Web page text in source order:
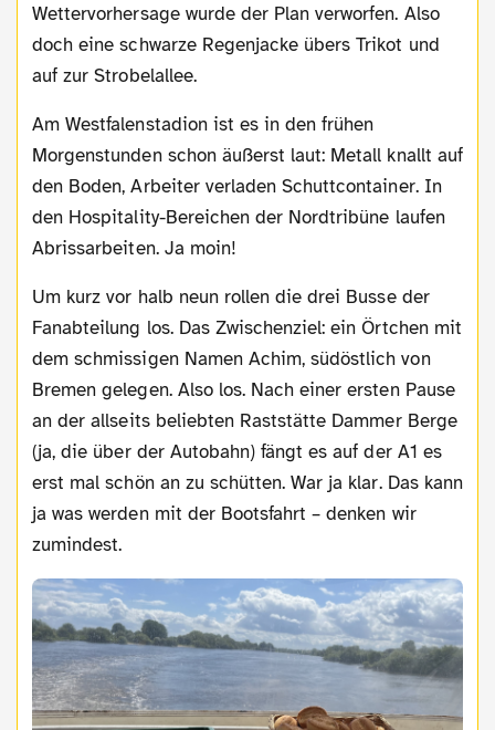
Wettervorhersage wurde der Plan verworfen. Also
doch eine schwarze Regenjacke übers Trikot und
auf zur Strobelallee.
Am Westfalenstadion ist es in den frühen
Morgenstunden schon äußerst laut: Metall knallt auf
den Boden, Arbeiter verladen Schuttcontainer. In
den Hospitality-Bereichen der Nordtribüne laufen
Abrissarbeiten. Ja moin!
Um kurz vor halb neun rollen die drei Busse der
Fanabteilung los. Das Zwischenziel: ein Örtchen mit
dem schmissigen Namen Achim, südöstlich von
Bremen gelegen. Also los. Nach einer ersten Pause
an der allseits beliebten Raststätte Dammer Berge
(ja, die über der Autobahn) fängt es auf der A1 es
erst mal schön an zu schütten. War ja klar. Das kann
ja was werden mit der Bootsfahrt – denken wir
zumindest.